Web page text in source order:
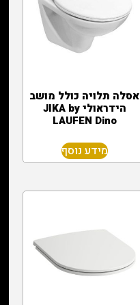
אסלה תלויה כולל מושב
הידראולי JIKA by
LAUFEN Dino
מידע נוסף